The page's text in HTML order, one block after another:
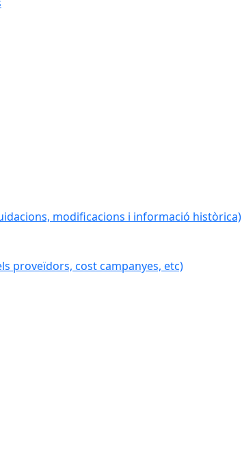
modificacions i informació històrica)
proveïdors, cost campanyes, etc)